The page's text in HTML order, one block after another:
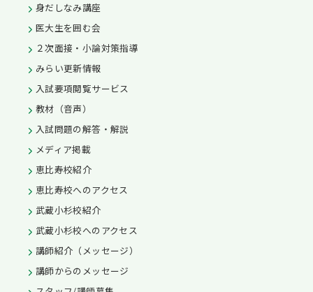
身だしなみ講座
医大生を囲む会
２次面接・小論対策指導
みらい更新情報
入試要項閲覧サービス
教材（音声）
入試問題の解答・解説
メディア掲載
恵比寿校紹介
恵比寿校へのアクセス
武蔵小杉校紹介
武蔵小杉校へのアクセス
講師紹介（メッセージ）
講師からのメッセージ